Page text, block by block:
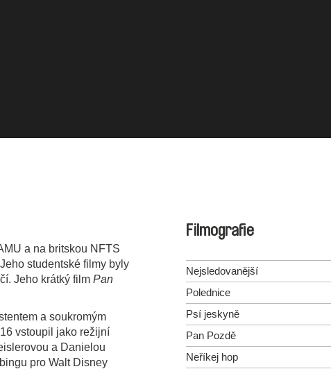
a na britskou NFTS
studentské filmy byly
Jeho krátký film Pan
a soukromým
vstoupil jako režijní
a Danielou
pro Walt Disney
Filmografie
Nejsledovanější
Polednice
Psí jeskyně
Pan Pozdě
Neříkej hop